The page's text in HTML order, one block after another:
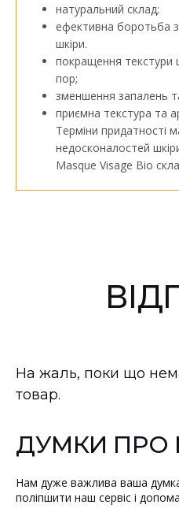
натуральний склад;
ефективна боротьба
шкіри.
покращення текстури
пор;
зменшення запалень
приємна текстура та
Терміни придатності
недосконалостей
Masque Visage Bio
На жаль, поки що
товар.
ДУМКИ ПРО
Нам дуже важлива ваша
поліпшити наш сервіс і